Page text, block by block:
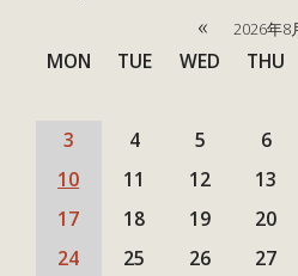
« 2026年8
MON TUE WED THU
3
4 5 6
10
11 12 13
17
18 19 20
24
25 26 27